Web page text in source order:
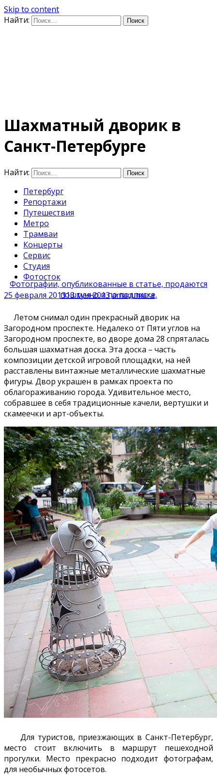
Skip to content
Найти:
Шахматный дворик в
Санкт-Петербурге
Найти:
Петербург
Репортажи
Путешествия
Метро
Трамваи
Концерты
Сервис
Студия
Фотосток
25 февраля 201313 мая 2013amacumara
Фотографии, опубликованные в статье, продаются
поштучно и по подписке.
Летом снимал один прекрасный дворик на
Загородном проспекте. Недалеко от Пяти углов на
Загородном проспекте, во дворе дома 28 спряталась
большая шахматная доска. Эта доска – часть
композиции детской игровой площадки, на ней
расставлены винтажные металлические шахматные
фигуры. Двор украшен в рамках проекта по
облагораживанию города. Удивительное место,
собравшее в себя традиционные качели, вертушки и
скамеечки и арт-объекты.
Для туристов, приезжающих в Санкт-Петербург,
место стоит включить в маршрут пешеходной
прогулки. Место прекрасно подходит фотографам,
для необычных фотосетов.